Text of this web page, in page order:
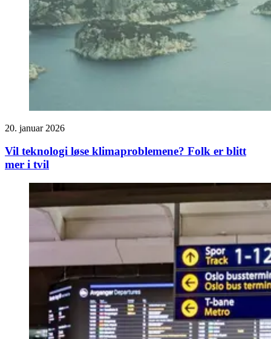
20. januar 2026
Vil teknologi løse klimaproblemene? Folk er blitt
mer i tvil